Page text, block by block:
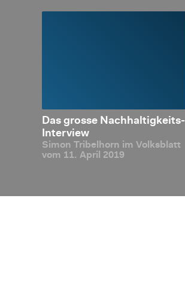
Das gros­se Nach­hal­tig­keits-
In­ter­view
Simon Tri­bel­horn im Volks­blatt
vom 11. April 2019